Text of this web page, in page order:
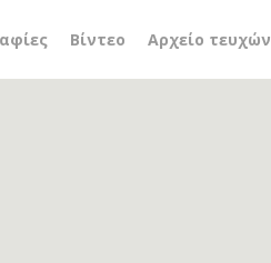
Βίντεο Αρχείο τευχών
βλασίου